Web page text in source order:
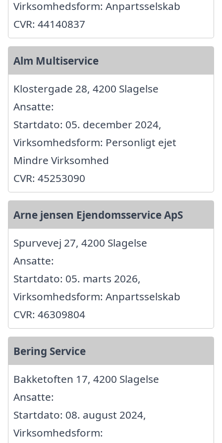
Virksomhedsform: Anpartsselskab
CVR: 44140837
Alm Multiservice
Klostergade 28, 4200 Slagelse
Ansatte:
Startdato: 05. december 2024,
Virksomhedsform: Personligt ejet
Mindre Virksomhed
CVR: 45253090
Arne jensen Ejendomsservice ApS
Spurvevej 27, 4200 Slagelse
Ansatte:
Startdato: 05. marts 2026,
Virksomhedsform: Anpartsselskab
CVR: 46309804
Bering Service
Bakketoften 17, 4200 Slagelse
Ansatte:
Startdato: 08. august 2024,
Virksomhedsform: